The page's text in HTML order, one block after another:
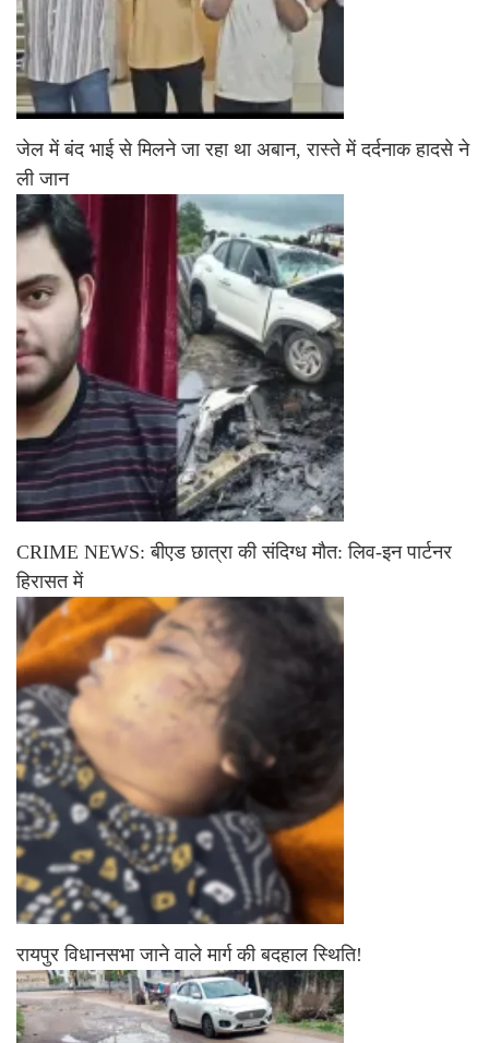
जेल में बंद भाई से मिलने जा रहा था अबान, रास्ते में दर्दनाक हादसे ने
ली जान
CRIME NEWS: बीएड छात्रा की संदिग्ध मौत: लिव-इन पार्टनर
हिरासत में
रायपुर विधानसभा जाने वाले मार्ग की बदहाल स्थिति!